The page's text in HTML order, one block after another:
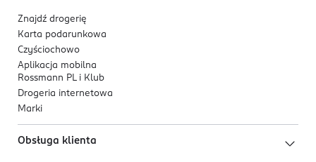
ekstrakty roślinne (m.in.: z żeń-szenia, rozmarynu
i wąkroty azjatyckiej) - koją i pielęgnują skórę
kwas hialuronowy - głęboko nawilża
Idealne dopasowanie:
Maska wykonana z miękkiej, biodegradowalnej
tkaniny, która idealnie dopasowuje się do kształtu
Znajdź drogerię
Karta podarunkowa
Czyściochowo
Aplikacja mobilna
Rossmann PL i Klub
Drogeria internetowa
Marki
Obsługa klienta